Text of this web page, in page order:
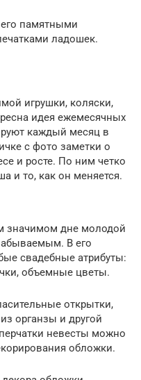
памятными
ладошек.
игрушки, коляски,
идея ежемесячных
каждый месяц в
с фото заметки о
и росте. По ним четко
и то, как он меняется.
значимом дне молодой
В его
свадебные атрибуты:
объемные цветы.
открытки,
органзы и другой
невесты можно
обложки.